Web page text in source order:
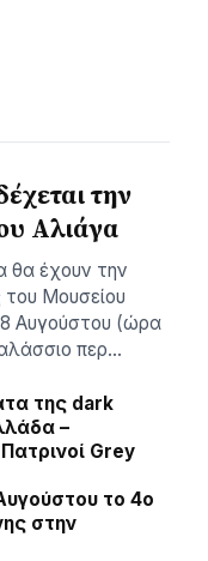
την
Αλιάγα
θα έχουν την
του Μουσείου
Αυγούστου (ώρα
περ…
της dark
–
Grey
το 4ο
στην